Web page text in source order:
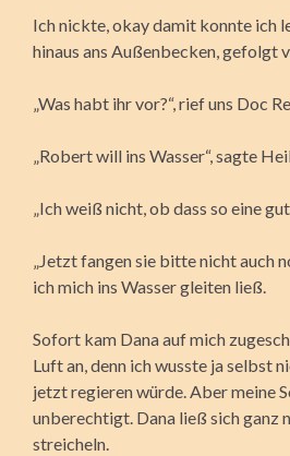
Ich nickte, okay damit konnte ich
hinaus ans Außenbecken, gefolgt
„Was habt ihr vor?“, rief uns Doc
„Robert will ins Wasser“, sagte
„Ich weiß nicht, ob dass so eine
„Jetzt fangen sie bitte nicht auch
ich mich ins Wasser gleiten ließ.
Sofort kam Dana auf mich
Luft an, denn ich wusste ja selbst
jetzt regieren würde. Aber meine
unberechtigt. Dana ließ sich ganz
streicheln.